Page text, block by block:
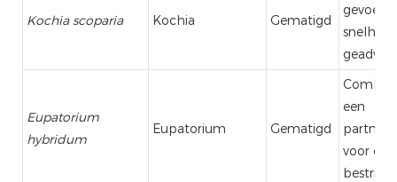
Kochia scoparia Kochia Gematigd
snelheid
Eupatorium
hybridum
Eupatorium Gematigd
een
voor